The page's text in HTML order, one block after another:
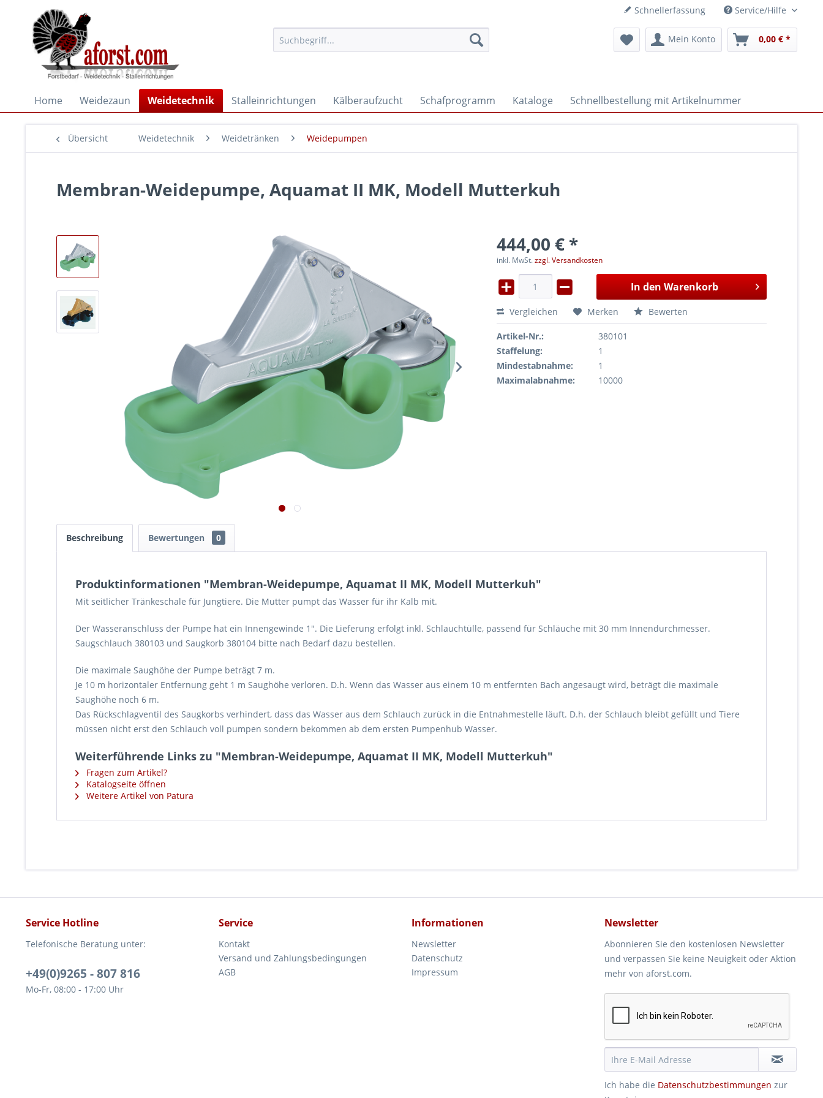
Schnellerfassung Service/Hilfe
Mein Konto 0,00 € *
Home Weidezaun Weidetechnik Stalleinrichtungen Kälberaufzucht Schafprogramm Kataloge Schnellbestellung mit Artikelnummer
Übersicht Weidetechnik Weidetränken Weidepumpen
Membran-Weidepumpe, Aquamat II MK, Modell Mutterkuh
444,00 € *
inkl. MwSt.zzgl. Versandkosten
In den Warenkorb
Vergleichen Merken Bewerten
Artikel-Nr.:
380101
Staffelung:
1
Mindestabnahme:
1
Maximalabnahme:
10000
Beschreibung Bewertungen 0
Produktinformationen "Membran-Weidepumpe, Aquamat II MK, Modell Mutterkuh"
Mit seitlicher Tränkeschale für Jungtiere. Die Mutter pumpt das Wasser für ihr Kalb mit.
Der Wasseranschluss der Pumpe hat ein Innengewinde 1". Die Lieferung erfolgt inkl. Schlauchtülle, passend für Schläuche mit 30 mm Innendurchmesser.
Saugschlauch 380103 und Saugkorb 380104 bitte nach Bedarf dazu bestellen.
Die maximale Saughöhe der Pumpe beträgt 7 m.
Je 10 m horizontaler Entfernung geht 1 m Saughöhe verloren. D.h. Wenn das Wasser aus einem 10 m entfernten Bach angesaugt wird, beträgt die maximale
Saughöhe noch 6 m.
Das Rückschlagventil des Saugkorbs verhindert, dass das Wasser aus dem Schlauch zurück in die Entnahmestelle läuft. D.h. der Schlauch bleibt gefüllt und Tiere
müssen nicht erst den Schlauch voll pumpen sondern bekommen ab dem ersten Pumpenhub Wasser.
Weiterführende Links zu "Membran-Weidepumpe, Aquamat II MK, Modell Mutterkuh"
Fragen zum Artikel?
Katalogseite öffnen
Weitere Artikel von Patura
Service Hotline
Telefonische Beratung unter:
+49(0)9265 - 807 816
Mo-Fr, 08:00 - 17:00 Uhr
Service
Kontakt
Versand und Zahlungsbedingungen
AGB
Informationen
Newsletter
Datenschutz
Impressum
Newsletter
Abonnieren Sie den kostenlosen Newsletter
und verpassen Sie keine Neuigkeit oder Aktion
mehr von aforst.com.
Ich habe die Datenschutzbestimmungen zur